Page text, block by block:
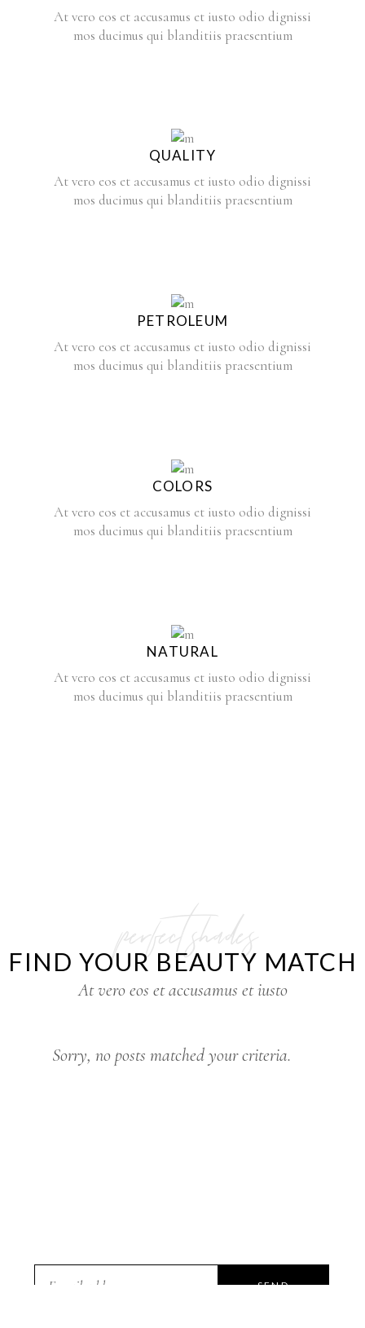
At vero eos et accusamus et iusto odio dignissi
mos ducimus qui blanditiis praesentium
QUALITY
At vero eos et accusamus et iusto odio dignissi
mos ducimus qui blanditiis praesentium
PETROLEUM
At vero eos et accusamus et iusto odio dignissi
mos ducimus qui blanditiis praesentium
COLORS
At vero eos et accusamus et iusto odio dignissi
mos ducimus qui blanditiis praesentium
NATURAL
At vero eos et accusamus et iusto odio dignissi
mos ducimus qui blanditiis praesentium
perfect shades
FIND YOUR BEAUTY MATCH
At vero eos et accusamus et iusto
Sorry, no posts matched your criteria.
SEND